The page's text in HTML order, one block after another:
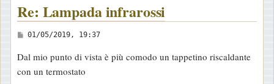
Re: Lampada infrarossi
M
s
s
01/05/2019, 19:37
Dal mio punto di vista è più comodo un tappetino riscaldante
con un termostato